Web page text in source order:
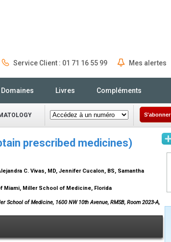
Service Client : 01 71 16 55 99 Mes alertes
Domaines Livres Compléments
S'abonner
prescribed medicines)
C. Vivas, MD, Jennifer Cucalon, BS, Samantha
Miami, Miller School of Medicine, Florida
School of Medicine, 1600 NW 10th Avenue, RMSB, Room 2023-A,